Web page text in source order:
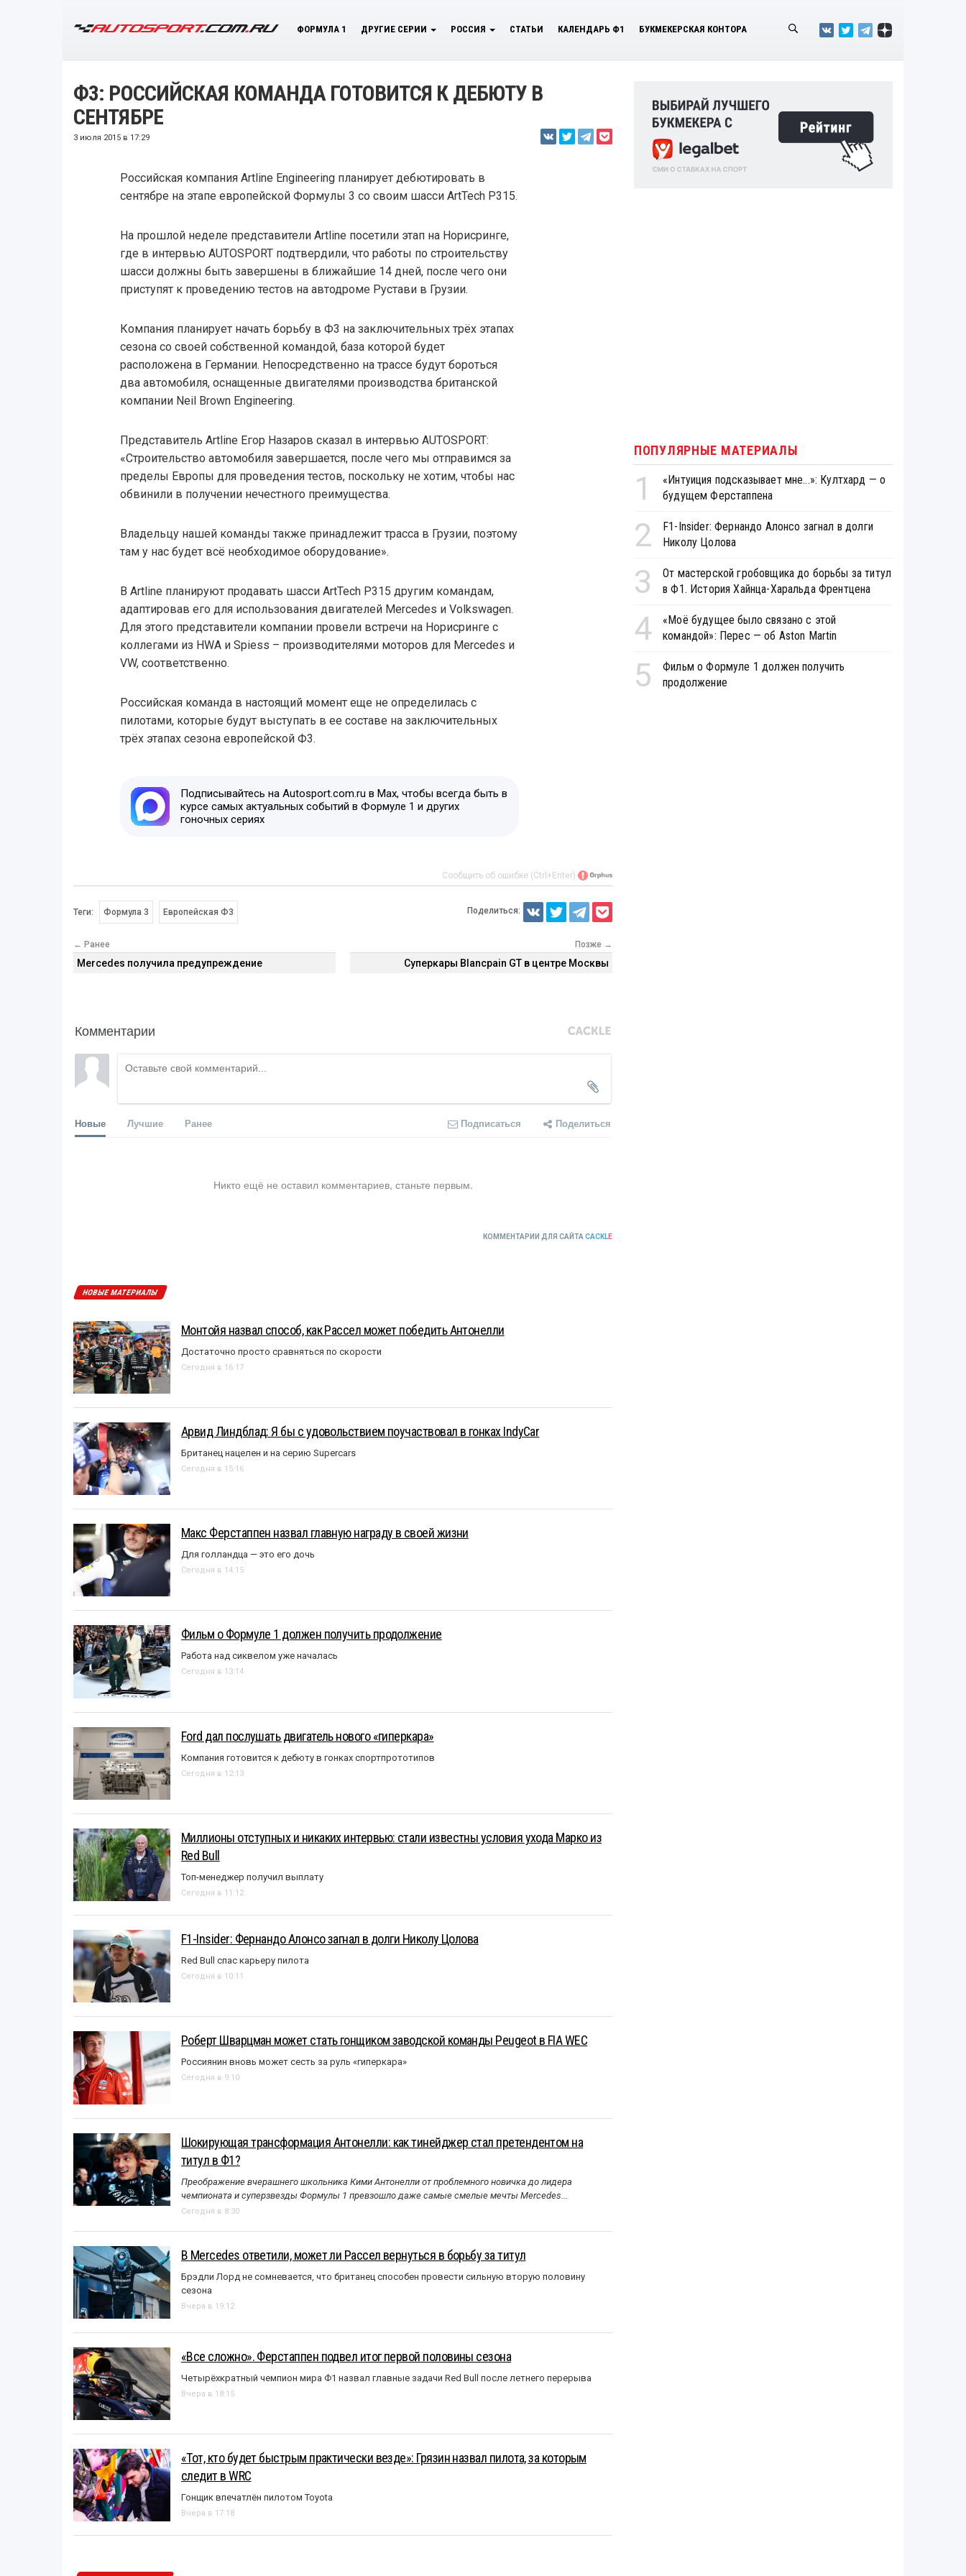
ФОРМУЛА 1 ДРУГИЕ СЕРИИ РОССИЯ СТАТЬИ КАЛЕНДАРЬ Ф1 БУКМЕКЕРСКАЯ КОНТОРА
Ф3: РОССИЙСКАЯ КОМАНДА ГОТОВИТСЯ К ДЕБЮТУ В
СЕНТЯБРЕ
3 июля 2015 в 17:29
Российская компания Artline Engineering планирует дебютировать в
сентябре на этапе европейской Формулы 3 со своим шасси ArtTech P315.
На прошлой неделе представители Artline посетили этап на Норисринге,
где в интервью AUTOSPORT подтвердили, что работы по строительству
шасси должны быть завершены в ближайшие 14 дней, после чего они
приступят к проведению тестов на автодроме Рустави в Грузии.
Компания планирует начать борьбу в Ф3 на заключительных трёх этапах
сезона со своей собственной командой, база которой будет
расположена в Германии. Непосредственно на трассе будут бороться
два автомобиля, оснащенные двигателями производства британской
компании Neil Brown Engineering.
Представитель Artline Егор Назаров сказал в интервью AUTOSPORT:
«Строительство автомобиля завершается, после чего мы отправимся за
пределы Европы для проведения тестов, поскольку не хотим, чтобы нас
обвинили в получении нечестного преимущества.
Владельцу нашей команды также принадлежит трасса в Грузии, поэтому
там у нас будет всё необходимое оборудование».
В Artline планируют продавать шасси ArtTech P315 другим командам,
адаптировав его для использования двигателей Mercedes и Volkswagen.
Для этого представители компании провели встречи на Норисринге с
коллегами из HWA и Spiess – производителями моторов для Mercedes и
VW, соответственно.
Российская команда в настоящий момент еще не определилась с
пилотами, которые будут выступать в ее составе на заключительных
трёх этапах сезона европейской Ф3.
Подписывайтесь на Autosport.com.ru в Max, чтобы всегда быть в
курсе самых актуальных событий в Формуле 1 и других
гоночных сериях
Сообщить об ошибке (Ctrl+Enter)
Теги: Формула 3 Европейская Ф3 Поделиться:
← Ранее
Mercedes получила предупреждение
Позже →
Суперкары Blancpain GT в центре Москвы
Комментарии
Новые Лучшие Ранее Подписаться Поделиться
Никто ещё не оставил комментариев, станьте первым.
КОММЕНТАРИИ ДЛЯ САЙТА CACKLE
НОВЫЕ МАТЕРИАЛЫ
Монтойя назвал способ, как Рассел может победить Антонелли
Достаточно просто сравняться по скорости
Сегодня в 16:17
Арвид Линдблад: Я бы с удовольствием поучаствовал в гонках IndyCar
Британец нацелен и на серию Supercars
Сегодня в 15:16
Макс Ферстаппен назвал главную награду в своей жизни
Для голландца — это его дочь
Сегодня в 14:15
Фильм о Формуле 1 должен получить продолжение
Работа над сиквелом уже началась
Сегодня в 13:14
Ford дал послушать двигатель нового «гиперкара»
Компания готовится к дебюту в гонках спортпрототипов
Сегодня в 12:13
Миллионы отступных и никаких интервью: стали известны условия ухода Марко из
Red Bull
Топ-менеджер получил выплату
Сегодня в 11:12
F1-Insider: Фернандо Алонсо загнал в долги Николу Цолова
Red Bull спас карьеру пилота
Сегодня в 10:11
Роберт Шварцман может стать гонщиком заводской команды Peugeot в FIA WEC
Россиянин вновь может сесть за руль «гиперкара»
Сегодня в 9:10
Шокирующая трансформация Антонелли: как тинейджер стал претендентом на
титул в Ф1?
Преображение вчерашнего школьника Кими Антонелли от проблемного новичка до лидера
чемпионата и суперзвезды Формулы 1 превзошло даже самые смелые мечты Mercedes...
Сегодня в 8:30
В Mercedes ответили, может ли Рассел вернуться в борьбу за титул
Брэдли Лорд не сомневается, что британец способен провести сильную вторую половину
сезона
Вчера в 19:12
«Все сложно». Ферстаппен подвел итог первой половины сезона
Четырёхкратный чемпион мира Ф1 назвал главные задачи Red Bull после летнего перерыва
Вчера в 18:15
«Тот, кто будет быстрым практически везде»: Грязин назвал пилота, за которым
следит в WRC
Гонщик впечатлён пилотом Toyota
Вчера в 17:18
ПОПУЛЯРНЫЕ МАТЕРИАЛЫ
1
«Интуиция подсказывает мне...»: Култхард — о
будущем Ферстаппена
2
F1-Insider: Фернандо Алонсо загнал в долги
Николу Цолова
3
От мастерской гробовщика до борьбы за титул
в Ф1. История Хайнца-Харальда Френтцена
4
«Моё будущее было связано с этой
командой»: Перес — об Aston Martin
5
Фильм о Формуле 1 должен получить
продолжение